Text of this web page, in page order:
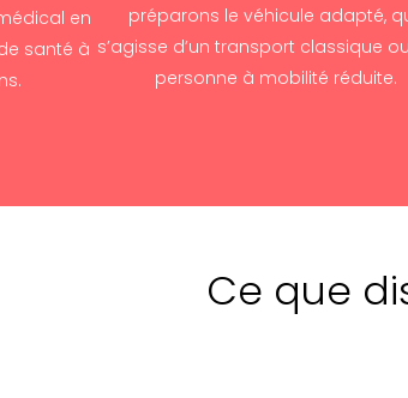
en
santé à
préparons le véhicule adapté,
s’agisse d’un transport classique
personne à mobilité réduite.
Ce que